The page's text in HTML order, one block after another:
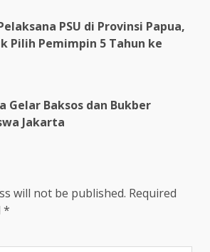
PSU di Provinsi Papua,
Pilih Pemimpin 5 Tahun ke
Gelar Baksos dan Bukber
Jakarta
will not be published. Required
*